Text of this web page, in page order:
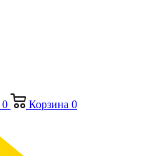
0 Корзина 0